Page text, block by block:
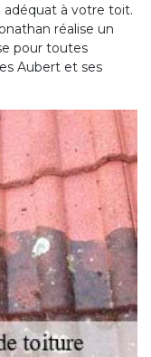
à votre toit.
réalise un
pour toutes
Aubert et ses